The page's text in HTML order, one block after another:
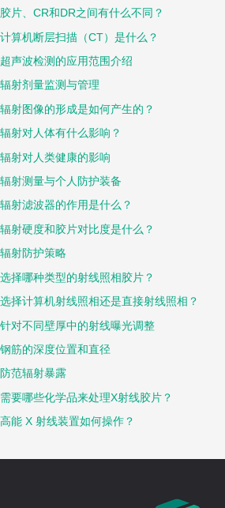
胶片、CR和DR之间有什么不同？
计算机断层扫描（CT）是什么？
超声波检测的应用范围介绍
辐射剂量监测与管理
辐射图像的形成是如何产生的？
辐射对人体有什么影响？
辐射对人类健康的影响
辐射测量与个人防护装备
辐射滤波器的作用是什么？
辐射硬度和胶片对比度是什么？
辐射防护策略
选择哪种类型的射线照相胶片？
选择计算机射线照相还是直接射线照相？
针对不同壁厚中的射线曝光调整
钢筋的深度位置和直径
防范辐射暴露
需要哪些化学品来处理X射线胶片？
高能 X 射线装置如何操作？